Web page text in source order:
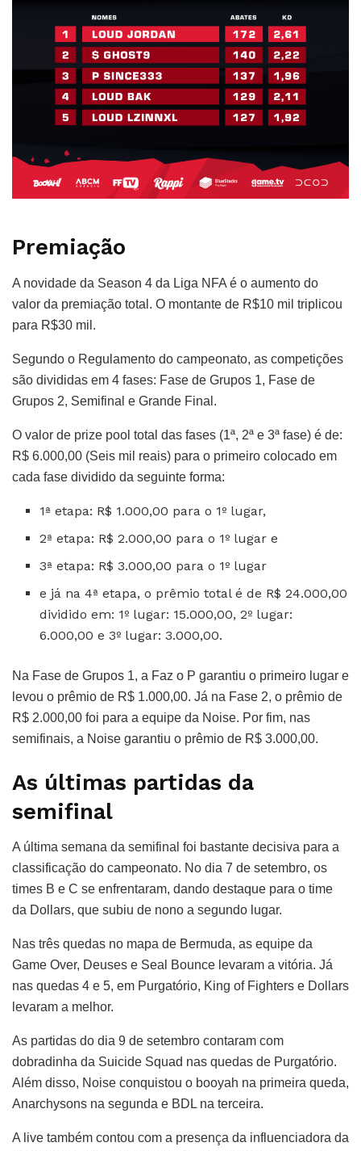
Premiação
A novidade da Season 4 da Liga NFA é o aumento do
valor da premiação total. O montante de R$10 mil triplicou
para R$30 mil.
Segundo o Regulamento do campeonato, as competições
são divididas em 4 fases: Fase de Grupos 1, Fase de
Grupos 2, Semifinal e Grande Final.
O valor de prize pool total das fases (1ª, 2ª e 3ª fase) é de:
R$ 6.000,00 (Seis mil reais) para o primeiro colocado em
cada fase dividido da seguinte forma:
1ª etapa: R$ 1.000,00 para o 1º lugar,
2ª etapa: R$ 2.000,00 para o 1º lugar e
3ª etapa: R$ 3.000,00 para o 1º lugar
e já na 4ª etapa, o prêmio total é de R$ 24.000,00
dividido em: 1º lugar: 15.000,00, 2º lugar:
6.000,00 e 3º lugar: 3.000,00.
Na Fase de Grupos 1, a Faz o P garantiu o primeiro lugar e
levou o prêmio de R$ 1.000,00. Já na Fase 2, o prêmio de
R$ 2.000,00 foi para a equipe da Noise. Por fim, nas
semifinais, a Noise garantiu o prêmio de R$ 3.000,00.
As últimas partidas da
semifinal
A última semana da semifinal foi bastante decisiva para a
classificação do campeonato. No dia 7 de setembro, os
times B e C se enfrentaram, dando destaque para o time
da Dollars, que subiu de nono a segundo lugar.
Nas três quedas no mapa de Bermuda, as equipe da
Game Over, Deuses e Seal Bounce levaram a vitória. Já
nas quedas 4 e 5, em Purgatório, King of Fighters e Dollars
levaram a melhor.
As partidas do dia 9 de setembro contaram com
dobradinha da Suicide Squad nas quedas de Purgatório.
Além disso, Noise conquistou o booyah na primeira queda,
Anarchysons na segunda e BDL na terceira.
A live também contou com a presença da influenciadora da